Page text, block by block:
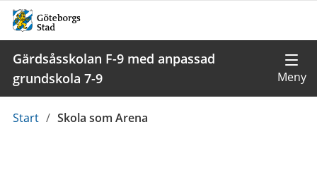
Gärdsåsskolan F-9 med anpassad
grundskola 7-9
Du
Start / Skola som Arena